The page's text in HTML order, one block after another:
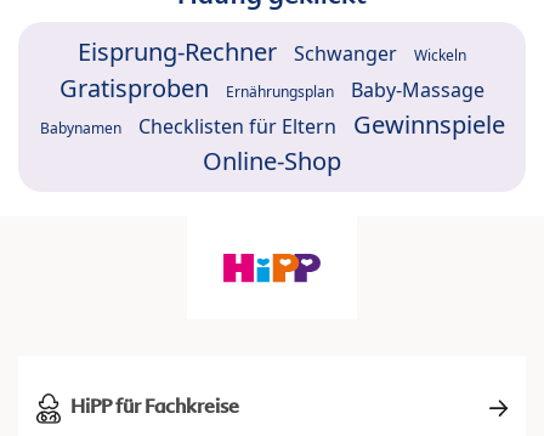
Eisprung-Rechner Schwanger Wickeln
Gratisproben Ernährungsplan Baby-Massage
Babynamen Checklisten für Eltern
Gewinnspiele
Online-Shop
HiPP für Fachkreise